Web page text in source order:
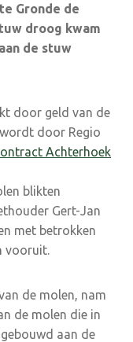
Gronde de
droog kwam
de stuw
door geld van de
door Regio
Achterhoek
blikten
Gert-Jan
met betrokken
vooruit.
de molen, nam
de molen die in
aan de